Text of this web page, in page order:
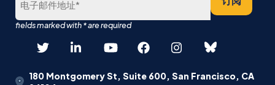
180 Montgomery St, Suite 600, San Francisco, CA